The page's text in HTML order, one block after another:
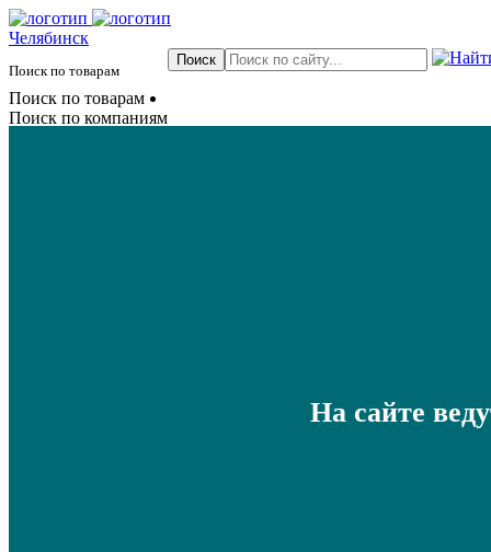
Челябинск
Поиск по товарам
Поиск по товарам
Поиск по компаниям
На сайте